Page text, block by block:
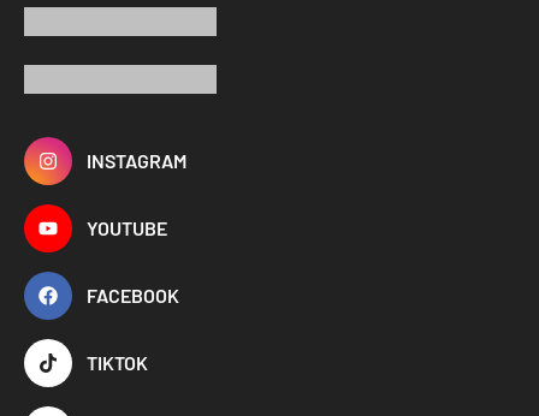
INSTAGRAM
YOUTUBE
FACEBOOK
TIKTOK